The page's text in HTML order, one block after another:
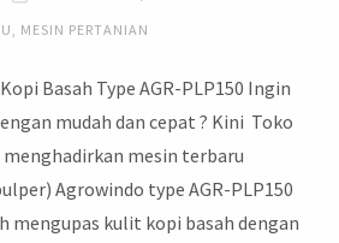
, MESIN PERTANIAN
Basah Type AGR-PLP150 Ingin
mudah dan cepat ? Kini Toko
menghadirkan mesin terbaru
Agrowindo type AGR-PLP150
mengupas kulit kopi basah dengan